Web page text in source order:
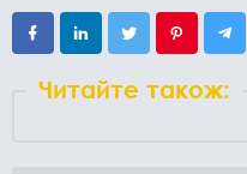
Читайте також: